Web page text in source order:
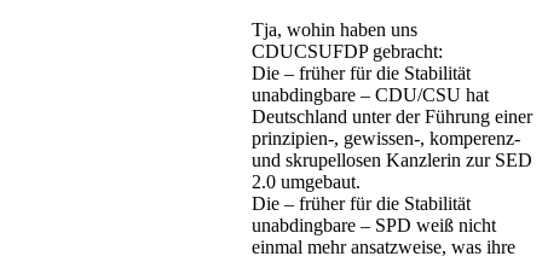
Tja, wohin haben uns
CDUCSUFDP gebracht:
Die – früher für die Stabilität
unabdingbare – CDU/CSU hat
Deutschland unter der Führung einer
prinzipien-, gewissen-, komperenz-
und skrupellosen Kanzlerin zur SED
2.0 umgebaut.
Die – früher für die Stabilität
unabdingbare – SPD weiß nicht
einmal mehr ansatzweise, was ihre